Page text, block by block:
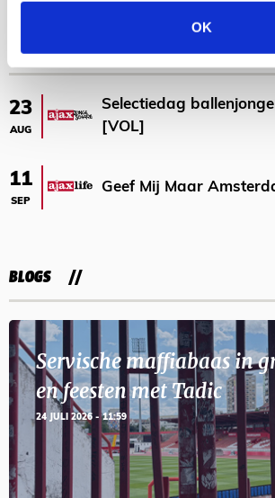
OK
AGENDA
23
AUG
Selectiedag
[VOL]
11
SEP
Geef Mij Maar
BLOGS
Servische maffiabaas in
en feesten met Tadic
24 JULI 2026 - 11:59